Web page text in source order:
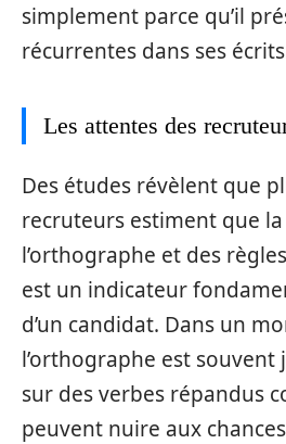
simplement parce qu’il
récurrentes dans ses
Les attentes des
Des études révèlent que
recruteurs estiment que
l’orthographe et des
est un indicateur
d’un candidat. Dans un
l’orthographe est souvent
sur des verbes répandus
peuvent nuire aux